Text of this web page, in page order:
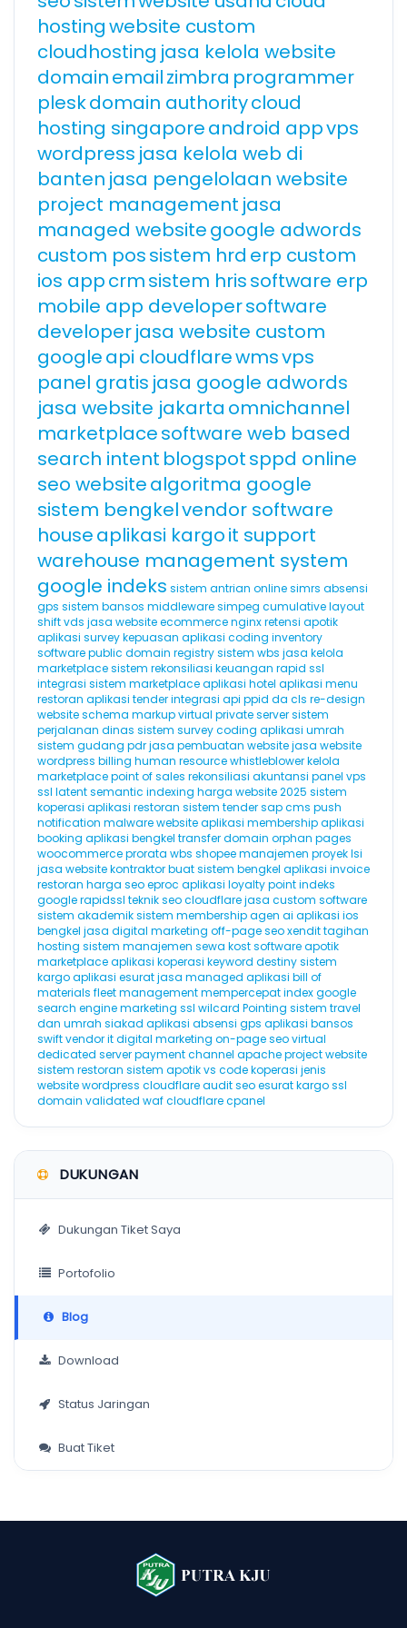
hostingwebsite custom
cloudhosting jasa kelola website
domainemailzimbra programmer
pleskdomain authoritycloud
hosting singaporeandroid appvps
wordpress jasa kelola web di
banten jasa pengelolaan website
project management jasa
managed websitegoogle adwords
custom possistem hrd erp custom
ios appcrmsistem hrissoftware erp
mobile app developersoftware
developerjasa website custom
googleapi cloudflarewmsvps
panel gratis jasa google adwords
jasa website jakarta omnichannel
marketplacesoftware web based
search intent blogspotsppd online
seo websitealgoritma google
sistem bengkelvendor software
houseaplikasi kargoit support
warehouse management system
google indeks sistem antrian onlinesimrs absensi
gps sistem bansos middlewaresimpeg cumulative layout
shiftvds jasa website ecommercenginxretensi apotik
aplikasi survey kepuasan aplikasi coding inventory
softwarepublic domain registrysistem wbs jasa kelola
marketplacesistem rekonsiliasi keuangan rapid ssl
integrasi sistem marketplaceaplikasi hotel aplikasi menu
restoran aplikasi tenderintegrasi api ppid da cls re-design
websiteschema markupvirtual private serversistem
perjalanan dinas sistem surveycoding aplikasi umrah
sistem gudang pdrjasa pembuatan websitejasa website
wordpress billing human resourcewhistleblowerkelola
marketplacepoint of sales rekonsiliasi akuntansi panel vps
ssl latent semantic indexing harga website 2025 sistem
koperasi aplikasi restoran sistem tendersapcms push
notification malware websiteaplikasi membershipaplikasi
booking aplikasi bengkel transfer domain orphan pages
woocommerceprorata wbs shopeemanajemen proyeklsi
jasa website kontraktorbuat sistem bengkel aplikasi invoice
restoran harga seoeproc aplikasi loyalty pointindeks
googlerapidssl teknik seocloudflarejasa custom software
sistem akademiksistem membershipagen ai aplikasi ios
bengkel jasa digital marketing off-page seoxendittagihan
hosting sistem manajemen sewa kostsoftware apotik
marketplaceaplikasi koperasi keyword destinysistem
kargoaplikasi esuratjasa managed aplikasi bill of
materials fleet managementmempercepat index google
search engine marketing ssl wilcard Pointing sistem travel
dan umrah siakad aplikasi absensi gps aplikasi bansos
swiftvendor itdigital marketing on-page seovirtual
dedicated serverpayment channel apacheproject website
sistem restoran sistem apotikvs codekoperasi jenis
websitewordpress cloudflareaudit seoesuratkargossl
domain validated waf cloudflarecpanel
DUKUNGAN
Dukungan Tiket Saya
Portofolio
Blog
Download
Status Jaringan
Buat Tiket